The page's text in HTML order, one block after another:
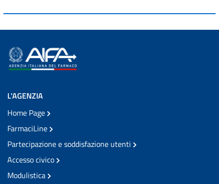
L'AGENZIA
Home Page
FarmaciLine
Partecipazione e soddisfazione utenti
Accesso civico
Modulistica